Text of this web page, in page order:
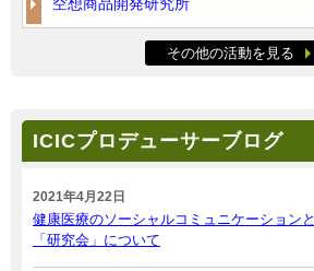
その他の活動を見る
ICICプロデューサーブログ
2021年4月22日
健康医療のソーシャルコミュニケーションと
「研究会」について